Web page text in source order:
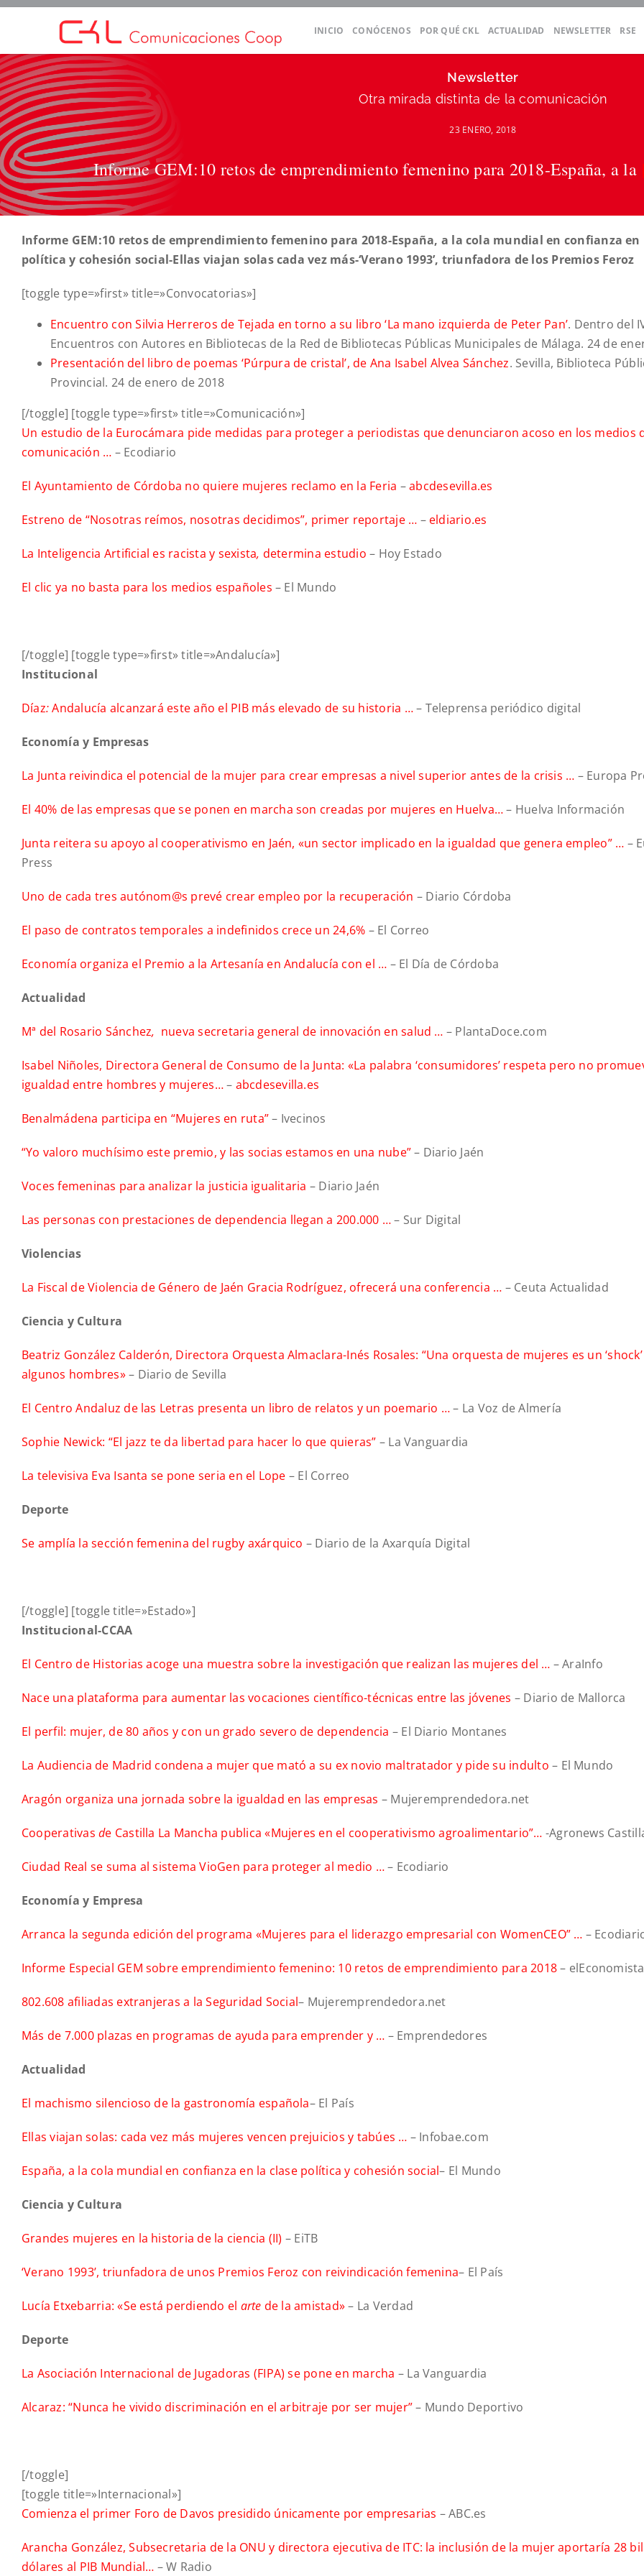
contenido
INICIO CONÓCENOS POR QUÉ CKL ACTUALIDAD NEWSLETTER RSE
Newsletter
Otra mirada distinta de la comunicación
23 ENERO, 2018
Informe GEM:10 retos de emprendimiento femenino para 2018-España, a la
Informe GEM:10 retos de emprendimiento femenino para 2018-España, a la cola mundial en confianza en
política y cohesión social-Ellas viajan solas cada vez más-‘Verano 1993’, triunfadora de los Premios Feroz
[toggle type=»first» title=»Convocatorias»]
Encuentro con Silvia Herreros de Tejada en torno a su libro ‘La mano izquierda de Peter Pan’. Dentro del
Encuentros con Autores en Bibliotecas de la Red de Bibliotecas Públicas Municipales de Málaga. 24 de
Presentación del libro de poemas ‘Púrpura de cristal’, de Ana Isabel Alvea Sánchez. Sevilla, Biblioteca
Provincial. 24 de enero de 2018
[/toggle] [toggle type=»first» title=»Comunicación»]
Un estudio de la Eurocámara pide medidas para proteger a periodistas que denunciaron acoso en los medios
comunicación … – Ecodiario
El Ayuntamiento de Córdoba no quiere mujeres reclamo en la Feria –abcdesevilla.es
Estreno de “Nosotras reímos, nosotras decidimos”, primer reportaje … – eldiario.es
La Inteligencia Artificial es racista y sexista, determina estudio – Hoy Estado
El clic ya no basta para los medios españoles – El Mundo
[/toggle] [toggle type=»first» title=»Andalucía»]
Institucional
Díaz:Andalucía alcanzará este año el PIB más elevado de su historia …– Teleprensa periódico digital
Economía y Empresas
La Junta reivindica el potencial de la mujer para crear empresas a nivel superior antes de la crisis … – Europa
El 40% de las empresas que se ponen en marcha son creadas por mujeres en Huelva…– Huelva Información
Junta reitera su apoyo al cooperativismo en Jaén, «un sector implicado en la igualdad que genera empleo” … –
Press
Uno de cada tres autónom@s prevé crear empleo por la recuperación – Diario Córdoba
El paso de contratos temporales a indefinidos crece un 24,6% – El Correo
Economía organiza el Premio a la Artesanía en Andalucía con el … – El Día de Córdoba
Actualidad
Mª del Rosario Sánchez, nueva secretaria general de innovación en salud … – PlantaDoce.com
Isabel Niñoles, Directora General de Consumo de la Junta: «La palabra ‘consumidores’ respeta pero no
igualdad entre hombres y mujeres…– abcdesevilla.es
Benalmádena participa en “Mujeres en ruta”– Ivecinos
“Yo valoro muchísimo este premio, y las socias estamos en una nube”– Diario Jaén
Voces femeninas para analizar la justicia igualitaria – Diario Jaén
Las personas con prestaciones de dependencia llegan a 200.000 …– Sur Digital
Violencias
La Fiscal de Violencia de Género de Jaén Gracia Rodríguez, ofrecerá una conferencia … – Ceuta Actualidad
Ciencia y Cultura
Beatriz González Calderón, Directora Orquesta Almaclara-Inés Rosales: “Una orquesta de mujeres es un
algunos hombres»– Diario de Sevilla
El Centro Andaluz de las Letras presenta un libro de relatos y un poemario …– La Voz de Almería
Sophie Newick: “El jazz te da libertad para hacer lo que quieras” – La Vanguardia
La televisiva Eva Isanta se pone seria en el Lope – El Correo
Deporte
Se amplía la sección femenina del rugby axárquico – Diario de la Axarquía Digital
[/toggle] [toggle title=»Estado»]
Institucional-CCAA
El Centro de Historias acoge una muestra sobre la investigación que realizan las mujeres del … – AraInfo
Nace una plataforma para aumentar las vocaciones científico-técnicas entre las jóvenes – Diario de Mallorca
El perfil: mujer, de 80 años y con un grado severo de dependencia – El Diario Montanes
La Audiencia de Madrid condena a mujer que mató a su ex novio maltratador y pide su indulto – El Mundo
Aragón organiza una jornada sobre la igualdad en las empresas – Mujeremprendedora.net
Cooperativas de Castilla La Mancha publica «Mujeres en el cooperativismo agroalimentario”… -Agronews
Ciudad Real se suma al sistema VioGen para proteger al medio …– Ecodiario
Economía y Empresa
Arranca la segunda edición del programa «Mujeres para el liderazgo empresarial con WomenCEO” … –
Informe Especial GEM sobre emprendimiento femenino: 10 retos de emprendimiento para 2018–
802.608 afiliadas extranjeras a la Seguridad Social– Mujeremprendedora.net
Más de 7.000 plazas en programas de ayuda para emprender y … – Emprendedores
Actualidad
El machismo silencioso de la gastronomía española– El País
Ellas viajan solas: cada vez más mujeres vencen prejuicios y tabúes … – Infobae.com
España, a la cola mundial en confianza en la clase política y cohesión social– El Mundo
Ciencia y Cultura
Grandes mujeres en la historia de la ciencia (II) – EiTB
‘Verano 1993’, triunfadora de unos Premios Feroz con reivindicación femenina– El País
Lucía Etxebarria: «Se está perdiendo el arte de la amistad»– La Verdad
Deporte
La Asociación Internacional de Jugadoras (FIPA) se pone en marcha – La Vanguardia
Alcaraz: “Nunca he vivido discriminación en el arbitraje por ser mujer”– Mundo Deportivo
[/toggle]
[toggle title=»Internacional»]
Comienza el primer Foro de Davos presidido únicamente por empresarias – ABC.es
Arancha González, Subsecretaria de la ONU y directora ejecutiva de ITC: la inclusión de la mujer aportaría 28
dólares al PIB Mundial… – W Radio